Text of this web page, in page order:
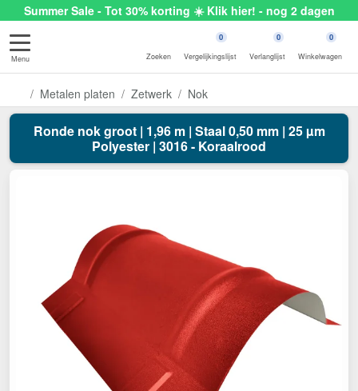
Summer Sale - Tot 30% korting ☀️ Klik hier! - nog 2 dagen
Menu Zoeken
0
Vergelijkingslijst
0
Verlanglijst
0
Winkelwagen
Metalen platen Zetwerk Nok
Ronde nok groot | 1,96 m | Staal 0,50 mm | 25 µm
Polyester | 3016 - Koraalrood